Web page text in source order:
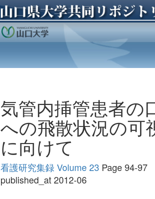
気管内挿管患者の
への飛散状況の可
に向けて
看護研究集録 Volume 23 Page 94-97
published_at 2012-06